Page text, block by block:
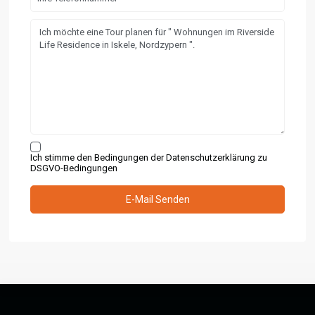
Ich stimme den Bedingungen der Datenschutzerklärung zu
DSGVO-Bedingungen